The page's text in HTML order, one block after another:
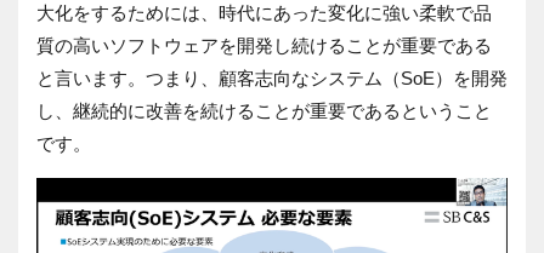
大化をするためには、時代にあった変化に強い柔軟で品
質の高いソフトウェアを開発し続けることが重要である
と言います。つまり、顧客志向なシステム（SoE）を開発
し、継続的に改善を続けることが重要であるということ
です。